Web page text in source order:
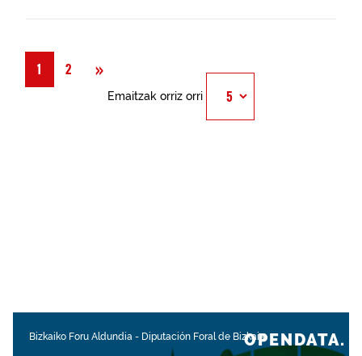
1 2 »
Emaitzak orriz orri
Bizkaiko Foru Aldundia - Diputación Foral de BizkaiaOPENDATA.